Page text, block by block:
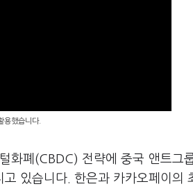
용했습니다.
화폐(CBDC) 전략에 중국 앤트그
있습니다. 한은과 카카오페이의